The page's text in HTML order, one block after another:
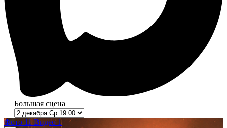
Большая сцена
Фото 11 Видео 1